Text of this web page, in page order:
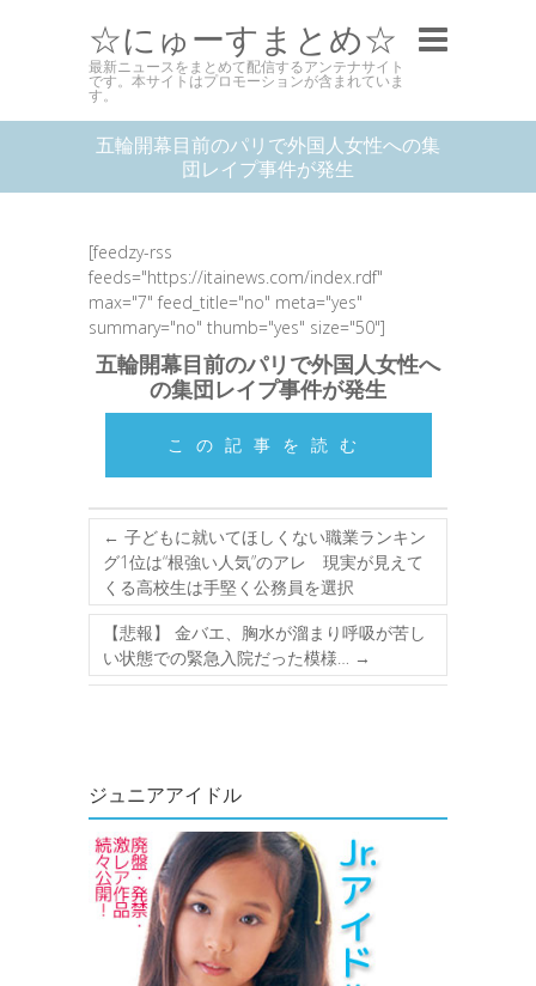
☆にゅーすまとめ☆
最新ニュースをまとめて配信するアンテナサイト
です。本サイトはプロモーションが含まれていま
す。
五輪開幕目前のパリで外国人女性への集
団レイプ事件が発生
[feedzy-rss
feeds="https://itainews.com/index.rdf"
max="7" feed_title="no" meta="yes"
summary="no" thumb="yes" size="50"]
五輪開幕目前のパリで外国人女性へ
の集団レイプ事件が発生
この記事を読む
← 子どもに就いてほしくない職業ランキン
グ1位は“根強い人気”のアレ 現実が見えて
くる高校生は手堅く公務員を選択
【悲報】 金バエ、胸水が溜まり呼吸が苦し
い状態での緊急入院だった模様… →
ジュニアアイドル